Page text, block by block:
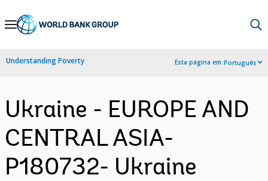
Skip
Navigation
Understanding Poverty Esta página em:Português
Ukraine - EUROPE AND
CENTRAL ASIA-
P180732- Ukraine